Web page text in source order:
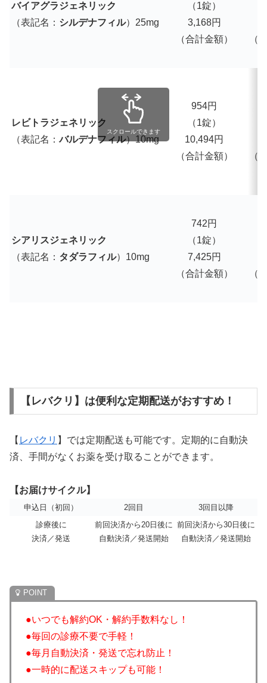
バイアグラジェネリック
（表記名： シルデナフィル）25mg
（1錠）
3,168円
（合計金額）
（
レビトラジェネリック
（表記名：バルデナフィル）10mg
954円
（1錠）
10,494円
（合計金額）
（
シアリスジェネリック
（表記名： タダラフィル）10mg
742円
（1錠）
7,425円
（合計金額）
（
スクロールできます
【レバクリ】は便利な定期配送がおすすめ！
【 レバクリ 】では定期配送も可能です。定期的に自動決
済、手間がなくお薬を受け取ることができます。
【お届けサイクル】
申込日（初回） 2回目
3回目以降
診療後に
決済／発送
前回決済から20日後に
自動決済／発送開始
前回決済から30日後に
自動決済／発送開始
●いつでも解約OK・解約手数料なし！
●毎回の診療不要で手軽！
●毎月自動決済・発送で忘れ防止！
●一時的に配送スキップも可能！